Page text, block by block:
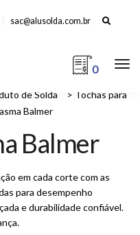
Search
sac@alusolda.com.br
0
de Solda > Tochas para
Balmer
Balmer
em cada corte com as
para desempenho
e durabilidade confiável.